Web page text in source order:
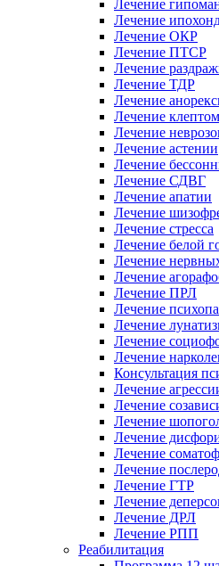
Лечение
Лечение
Лечение ОКР
Лечение ПТСР
Лечение
Лечение ТДР
Лечение
Лечение
Лечение
Лечение астении
Лечение
Лечение СДВГ
Лечение апатии
Лечение
Лечение стресса
Лечение белой
Лечение
Лечение
Лечение ПРЛ
Лечение
Лечение
Лечение
Лечение
Консультация
Лечение
Лечение
Лечение
Лечение
Лечение
Лечение
Лечение ГТР
Лечение
Лечение ДРЛ
Лечение РПП
Реабилитация